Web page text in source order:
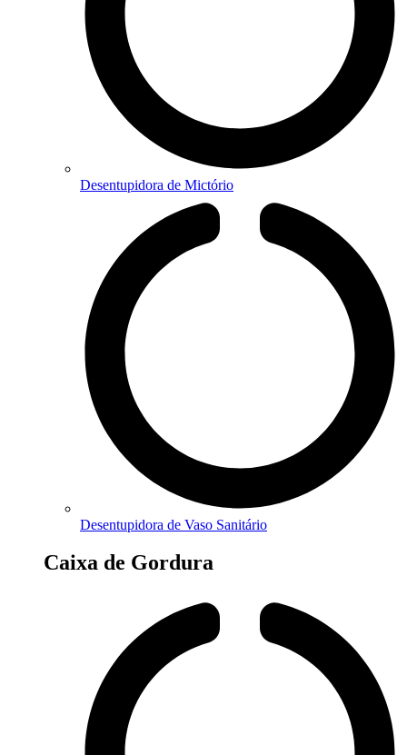
Desentupidora de Mictório
Desentupidora de Vaso Sanitário
Caixa de Gordura